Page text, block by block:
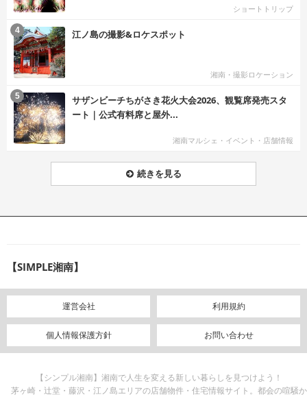
ショートトリップ
江ノ島の撮影&ロケスポット
湘南・撮影ロケーション
4
サザンビーチちがさき花火大会2026、観覧席発売スタ
ート｜公式有料席と屋外...
湘南マルシェ・イベント・店舗情報
5
続きを見る
【SIMPLE湘南】
運営会社 利用規約
個人情報保護方針 お問い合わせ
【シンプル湘南】湘南で人生を変える新しい暮らしを見つけよう！
茅ヶ崎・辻堂・藤沢・江ノ島エリアの店舗物件・住宅情報サイト。都会の喧騒か